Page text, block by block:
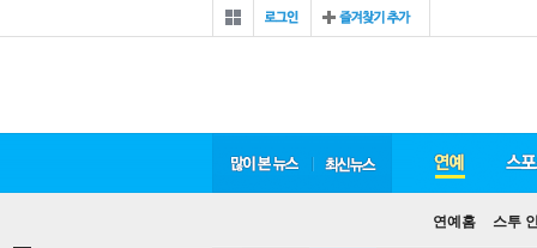
연예홈 스투